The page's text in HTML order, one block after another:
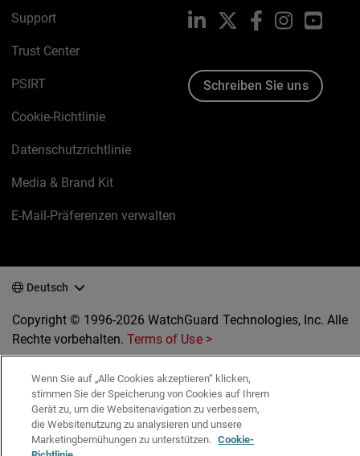
Support
Trust Center
PSIRT
Cookie-Richtlinie
Datenschutzrichtlinie
Media & Brand Kit
E-Mail-Präferenzen verwalten
LinkedIn FacebookInstagram
Schreiben Sie uns
Deutsch
Copyright © 1996-2026 WatchGuard Technologies, Inc. Alle
Rechte vorbehalten.Terms of Use >
Wenn Sie auf „Alle Cookies akzeptieren“ klicken,
stimmen Sie der Speicherung von Cookies auf Ihrem
Gerät zu, um die Websitenavigation zu verbessern,
die Websitenutzung zu analysieren und unsere
Marketingbemühungen zu unterstützen. Cookie-